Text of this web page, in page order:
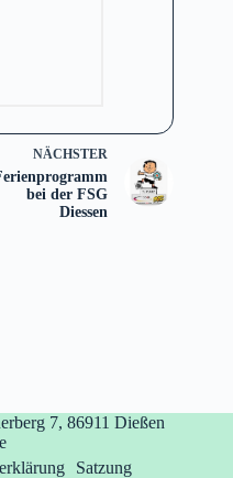
NÄCHSTER
bei der FSG
Diessen
7, 86911 Dießen
Satzung